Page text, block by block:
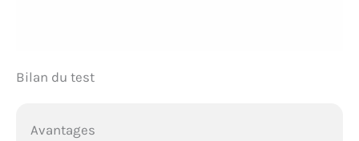
Bilan du test
Avantages